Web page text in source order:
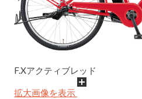
F.Xアクティブレッド
拡大画像を表示